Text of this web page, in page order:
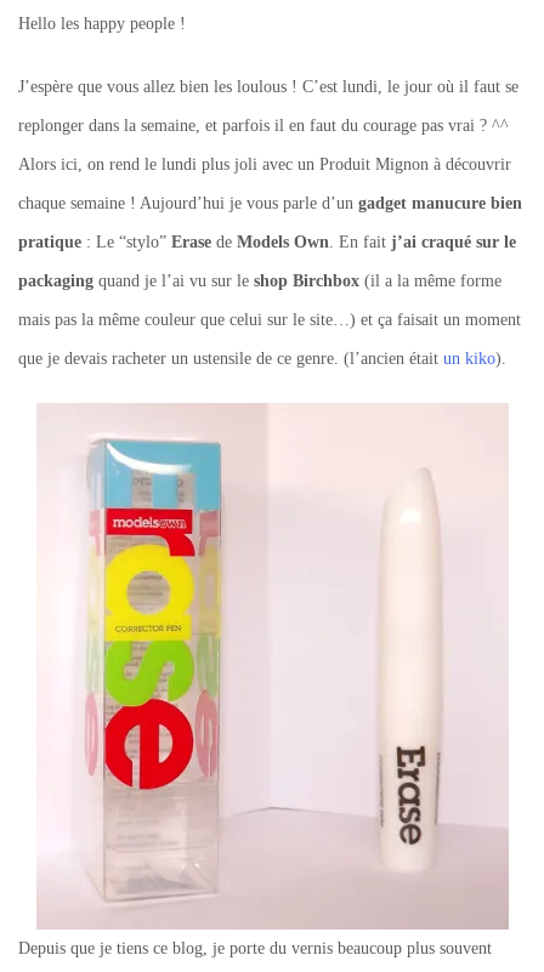
Hello les happy people !
J’espère que vous allez bien les loulous ! C’est lundi, le jour où il faut se
replonger dans la semaine, et parfois il en faut du courage pas vrai ? ^^
Alors ici, on rend le lundi plus joli avec un Produit Mignon à découvrir
chaque semaine ! Aujourd’hui je vous parle d’un gadget manucure bien
pratique : Le “stylo” Erase de Models Own . En fait j’ai craqué sur le
packaging quand je l’ai vu sur le shop Birchbox (il a la même forme
mais pas la même couleur que celui sur le site…) et ça faisait un moment
que je devais racheter un ustensile de ce genre. (l’ancien était un kiko).
Depuis que je tiens ce blog, je porte du vernis beaucoup plus souvent